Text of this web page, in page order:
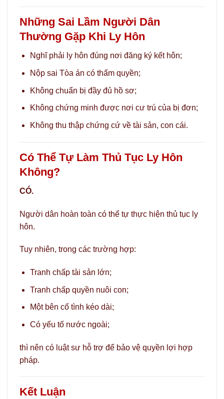
Những Sai Lầm Người Dân
Thường Gặp Khi Ly Hôn
Nghĩ phải ly hôn đúng nơi đăng ký kết hôn;
Nộp sai Tòa án có thẩm quyền;
Không chuẩn bị đầy đủ hồ sơ;
Không chứng minh được nơi cư trú của bị đơn;
Không thu thập chứng cứ về tài sản, con cái.
Có Thể Tự Làm Thủ Tục Ly Hôn
Không?
CÓ.
Người dân hoàn toàn có thể tự thực hiện thủ tục ly
hôn.
Tuy nhiên, trong các trường hợp:
Tranh chấp tài sản lớn;
Tranh chấp quyền nuôi con;
Một bên cố tình kéo dài;
Có yếu tố nước ngoài;
thì nên có luật sư hỗ trợ để bảo vệ quyền lợi hợp
pháp.
Kết Luận